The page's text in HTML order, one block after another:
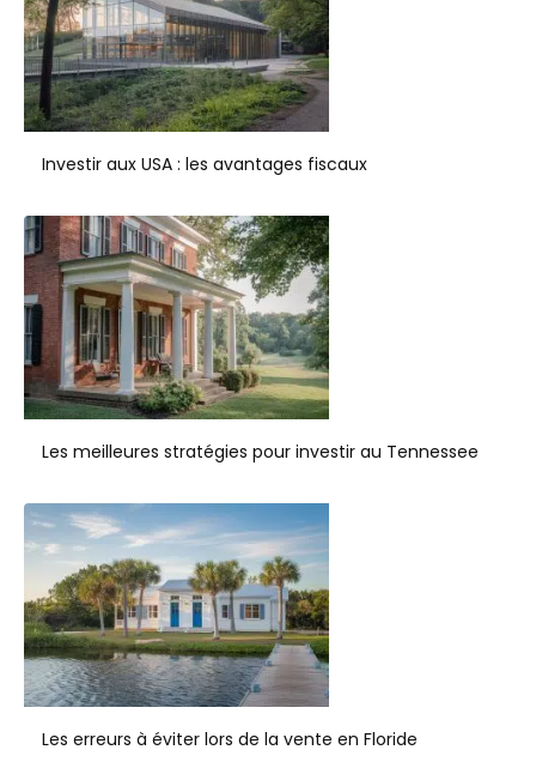
Investir aux USA : les avantages fiscaux
Les meilleures stratégies pour investir au Tennessee
Les erreurs à éviter lors de la vente en Floride